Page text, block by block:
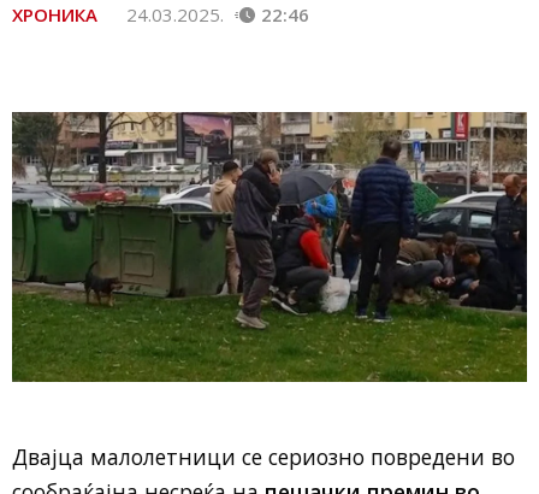
ХРОНИКА 24.03.2025. 22:46
Двајца малолетници се сериозно повредени во